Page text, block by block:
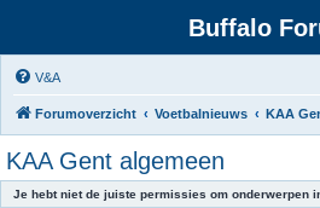
Buffalo
V&A
Forumoverzicht Voetbalnieuws KAA
KAA Gent algemeen
Je hebt niet de juiste permissies om onderwerpen